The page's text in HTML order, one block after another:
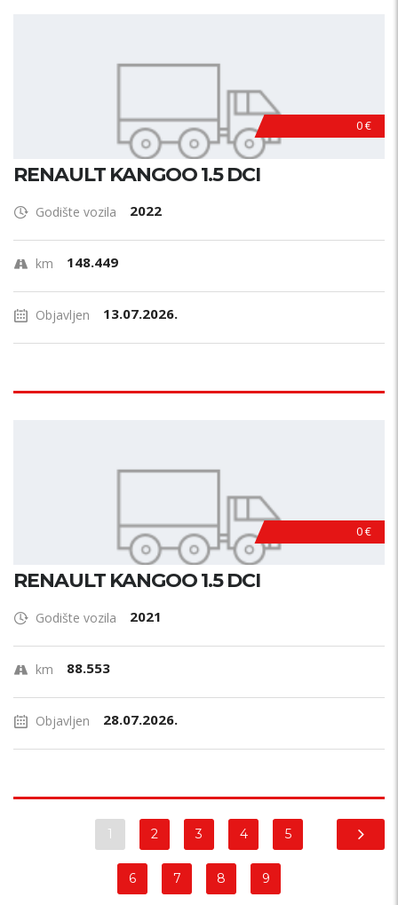
0 €
RENAULT KANGOO 1.5 DCI
Godište vozila 2022
km 148.449
Objavljen 13.07.2026.
0 €
RENAULT KANGOO 1.5 DCI
Godište vozila 2021
km 88.553
Objavljen 28.07.2026.
1 2 3 4 5
6 7 8 9